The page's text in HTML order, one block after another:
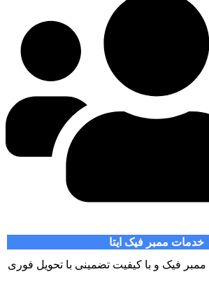
فیک ایتا
و با کیفیت تضمینی با تحویل فوری